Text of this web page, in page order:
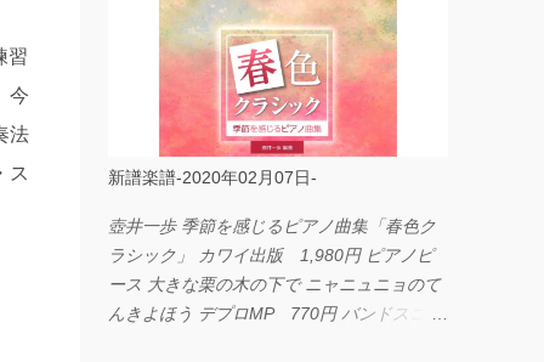
習
今
法
ス
アリー 825円
新譜楽譜-2020年02月07日-
壺井一歩 季節を感じるピアノ曲集「春色ク
ラシック」 カワイ出版 1,980円 ピアノピ
ース 大きな栗の木の下で ニャニュニョのて
んきよほう デプロMP 770円 バンドスコア